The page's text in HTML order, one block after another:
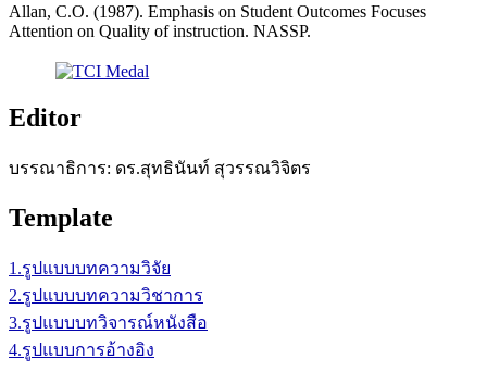
Allan, C.O. (1987). Emphasis on Student Outcomes Focuses
Attention on Quality of instruction. NASSP.
Editor
บรรณาธิการ: ดร.สุทธินันท์ สุวรรณวิจิตร
Template
1.รูปแบบบทความวิจัย
2.รูปแบบบทความวิชาการ
3.รูปแบบบทวิจารณ์หนังสือ
4.รูปแบบการอ้างอิง